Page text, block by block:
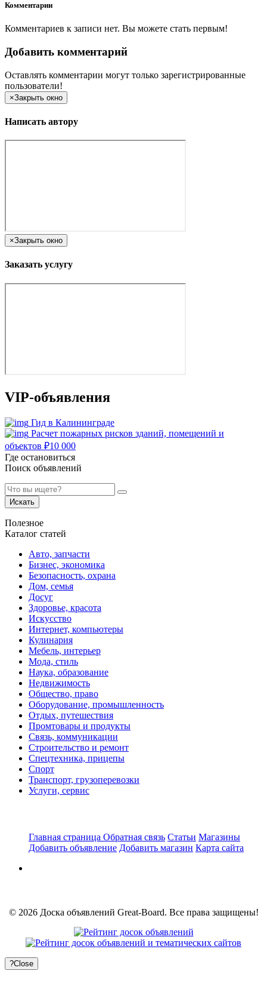
Комментарии
Комментариев к записи нет. Вы можете стать первым!
Добавить комментарий
Оставлять комментарии могут только зарегистрированные
пользователи!
×Закрыть окно
Написать автору
×Закрыть окно
Заказать услугу
VIP-объявления
Гид в Калининграде
Расчет пожарных рисков зданий, помещений и
объектов ₽10 000
Где остановиться
Поиск объявлений
Искать
Полезное
Каталог статей
Авто, запчасти
Бизнес, экономика
Безопасность, охрана
Дом, семья
Досуг
Здоровье, красота
Искусство
Интернет, компьютеры
Кулинария
Мебель, интерьер
Мода, стиль
Наука, образование
Недвижимость
Общество, право
Оборудование, промышленность
Отдых, путешествия
Промтовары и продукты
Связь, коммуникации
Строительство и ремонт
Спецтехника, прицепы
Спорт
Транспорт, грузоперевозки
Услуги, сервис
Главная страница Обратная связь Статьи Магазины
Добавить объявление Добавить магазин Карта сайта
© 2026 Доска объявлений Great-Board. Все права защищены!
?Close